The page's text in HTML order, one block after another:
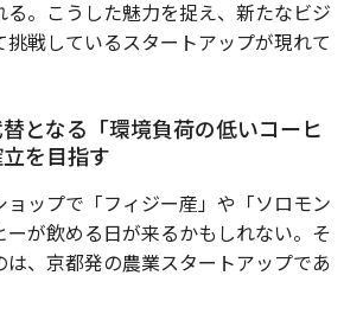
る。こうした魅力を捉え、新たなビジ
挑戦しているスタートアップが現れて
となる「環境負荷の低いコーヒ
を目指す
ョップで「フィジー産」や「ソロモン
が飲める日が来るかもしれない。そ
は、京都発の農業スタートアップであ